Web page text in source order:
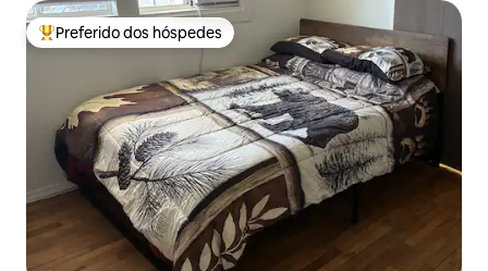
Entre os melhores preferidos dos hóspedes
Preferido dos hóspedes